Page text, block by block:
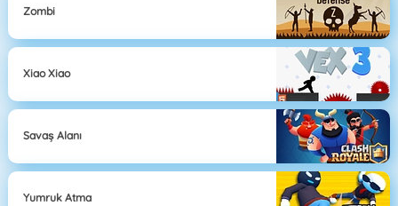
Zombi
Xiao Xiao
Savaş Alanı
Yumruk Atma